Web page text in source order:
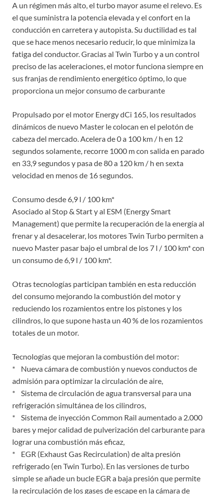
A un régimen más alto, el turbo mayor asume el relevo. Es
el que suministra la potencia elevada y el confort en la
conducción en carretera y autopista. Su ductilidad es tal
que se hace menos necesario reducir, lo que minimiza la
fatiga del conductor. Gracias al Twin Turbo y a un control
preciso de las aceleraciones, el motor funciona siempre en
sus franjas de rendimiento energético óptimo, lo que
proporciona un mejor consumo de carburante
Propulsado por el motor Energy dCi 165, los resultados
dinámicos de nuevo Master le colocan en el pelotón de
cabeza del mercado. Acelera de 0 a 100 km / h en 12
segundos solamente, recorre 1000 m con salida en parado
en 33,9 segundos y pasa de 80 a 120 km / h en sexta
velocidad en menos de 16 segundos.
Consumo desde 6,9 l / 100 km*
Asociado al Stop & Start y al ESM (Energy Smart
Management) que permite la recuperación de la energía al
frenar y al desacelerar, los motores Twin Turbo permiten a
nuevo Master pasar bajo el umbral de los 7 l / 100 km* con
un consumo de 6,9 l / 100 km*.
Otras tecnologías participan también en esta reducción
del consumo mejorando la combustión del motor y
reduciendo los rozamientos entre los pistones y los
cilindros, lo que supone hasta un 40 % de los rozamientos
totales de un motor.
Tecnologías que mejoran la combustión del motor:
* Nueva cámara de combustión y nuevos conductos de
admisión para optimizar la circulación de aire,
* Sistema de circulación de agua transversal para una
refrigeración simultánea de los cilindros,
* Sistema de inyección Common Rail aumentado a 2.000
bares y mejor calidad de pulverización del carburante para
lograr una combustión más eficaz,
* EGR (Exhaust Gas Recirculation) de alta presión
refrigerado (en Twin Turbo). En las versiones de turbo
simple se añade un bucle EGR a baja presión que permite
la recirculación de los gases de escape en la cámara de